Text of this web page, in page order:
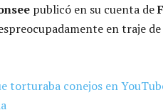
publicó en su cuenta de
en traje